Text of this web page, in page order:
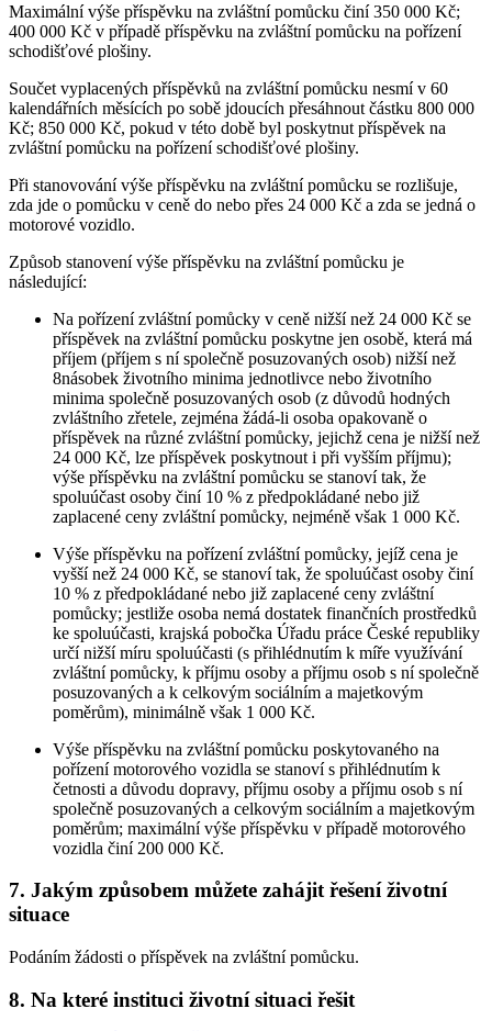
Maximální výše příspěvku na zvláštní pomůcku činí 350 000 Kč;
400 000 Kč v případě příspěvku na zvláštní pomůcku na pořízení
schodišťové plošiny.
Součet vyplacených příspěvků na zvláštní pomůcku nesmí v 60
kalendářních měsících po sobě jdoucích přesáhnout částku 800 000
Kč; 850 000 Kč, pokud v této době byl poskytnut příspěvek na
zvláštní pomůcku na pořízení schodišťové plošiny.
Při stanovování výše příspěvku na zvláštní pomůcku se rozlišuje,
zda jde o pomůcku v ceně do nebo přes 24 000 Kč a zda se jedná o
motorové vozidlo.
Způsob stanovení výše příspěvku na zvláštní pomůcku je
následující:
Na pořízení zvláštní pomůcky v ceně nižší než 24 000 Kč se
příspěvek na zvláštní pomůcku poskytne jen osobě, která má
příjem (příjem s ní společně posuzovaných osob) nižší než
8násobek životního minima jednotlivce nebo životního
minima společně posuzovaných osob (z důvodů hodných
zvláštního zřetele, zejména žádá-li osoba opakovaně o
příspěvek na různé zvláštní pomůcky, jejichž cena je nižší než
24 000 Kč, lze příspěvek poskytnout i při vyšším příjmu);
výše příspěvku na zvláštní pomůcku se stanoví tak, že
spoluúčast osoby činí 10 % z předpokládané nebo již
zaplacené ceny zvláštní pomůcky, nejméně však 1 000 Kč.
Výše příspěvku na pořízení zvláštní pomůcky, jejíž cena je
vyšší než 24 000 Kč, se stanoví tak, že spoluúčast osoby činí
10 % z předpokládané nebo již zaplacené ceny zvláštní
pomůcky; jestliže osoba nemá dostatek finančních prostředků
ke spoluúčasti, krajská pobočka Úřadu práce České republiky
určí nižší míru spoluúčasti (s přihlédnutím k míře využívání
zvláštní pomůcky, k příjmu osoby a příjmu osob s ní společně
posuzovaných a k celkovým sociálním a majetkovým
poměrům), minimálně však 1 000 Kč.
Výše příspěvku na zvláštní pomůcku poskytovaného na
pořízení motorového vozidla se stanoví s přihlédnutím k
četnosti a důvodu dopravy, příjmu osoby a příjmu osob s ní
společně posuzovaných a celkovým sociálním a majetkovým
poměrům; maximální výše příspěvku v případě motorového
vozidla činí 200 000 Kč.
7. Jakým způsobem můžete zahájit řešení životní
situace
Podáním žádosti o příspěvek na zvláštní pomůcku.
8. Na které instituci životní situaci řešit